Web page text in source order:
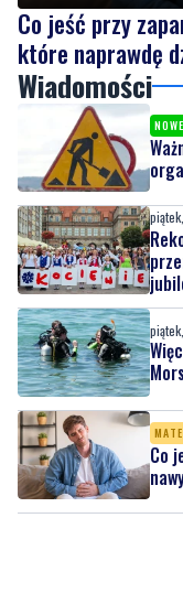
NOWE
Co